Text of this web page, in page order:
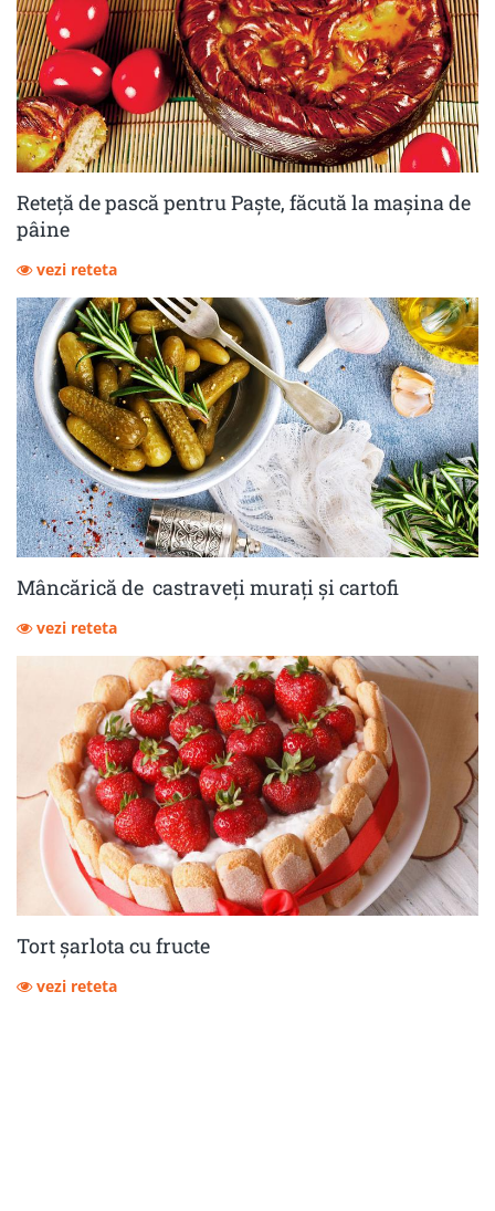
Reteță de pască pentru Paște, făcută la mașina de
pâine
vezi reteta
Mâncărică de castraveţi muraţi şi cartofi
vezi reteta
Tort șarlota cu fructe
vezi reteta